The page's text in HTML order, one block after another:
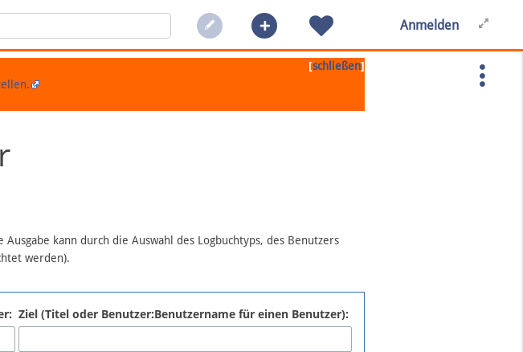
Anmelden
[schließen]
kann durch die Auswahl des Logbuchtyps, des Benutzers
werden).
Ziel (Titel oder Benutzer:Benutzername für einen Benutzer):